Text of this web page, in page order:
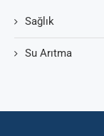
Sağlık
Su Arıtma